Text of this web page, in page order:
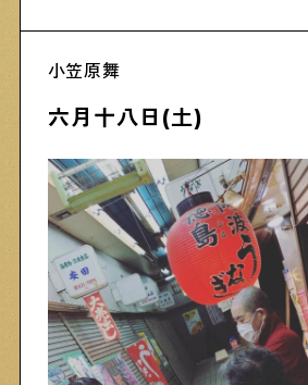
今夜、下町で
下町の飲み歩き日記です
下町くらし不動産
物件情報やリノベーショ
下町日記
小笠原舞
六月十八日(土)